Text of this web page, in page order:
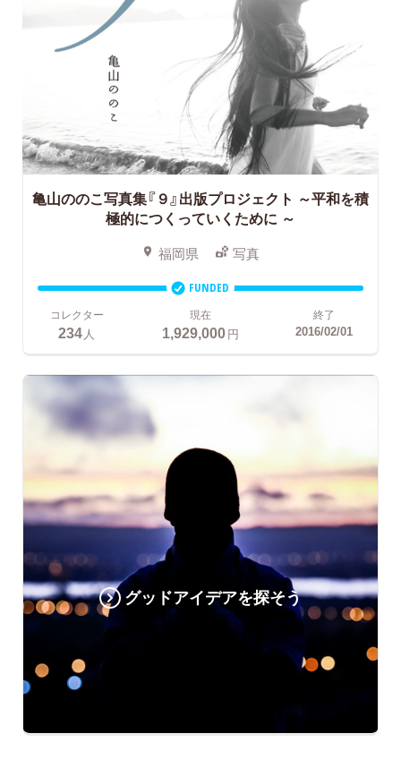
亀山ののこ写真集『９』出版プロジェクト ～平和を積
極的につくっていくために ～
福岡県 写真
FUNDED
コレクター
234 人
現在
1,929,000円
終了
2016/02/01
グッドアイデアを探そう